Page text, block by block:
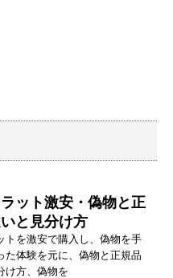
ット激安・偽物と正
と見分け方
トを激安で購入し、偽物を手
た体験を元に、偽物と正規品
け方、偽物を